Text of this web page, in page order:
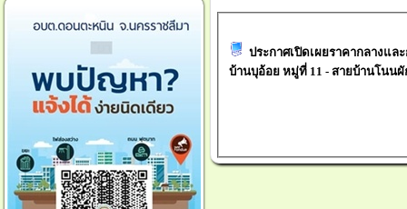
ประกาศเปิดเผยราคากลางแล
บ้านบุอ้อย หมู่ที่ 11 - สายบ้านโนน